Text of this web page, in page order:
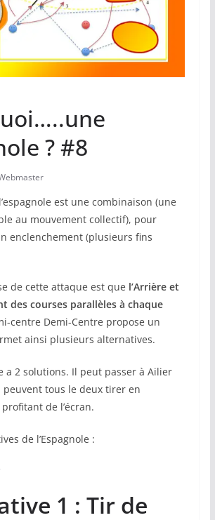
? #8
est une combinaison (une
au mouvement collectif), pour
enclenchement (plusieurs fins
de cette attaque est que l’Arrière et
des courses parallèles à chaque
centre Demi-Centre propose un
ainsi plusieurs alternatives.
a 2 solutions. Il peut passer à Ailier
peuvent tous le deux tirer en
de l’écran.
de l’Espagnole :
1 : Tir de